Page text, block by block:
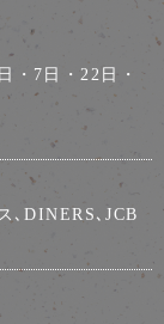
・7日・22日・
､DINERS､JCB